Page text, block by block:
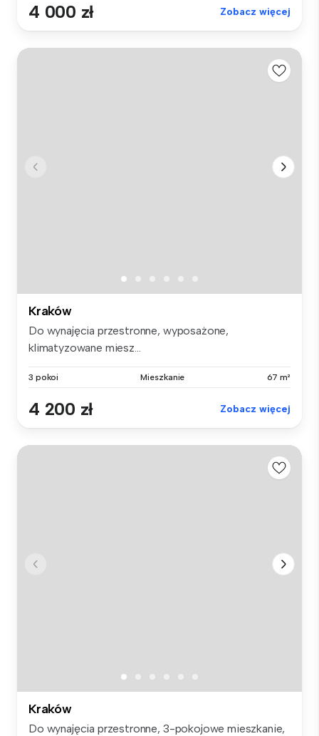
4 000 zł Zobacz więcej
Kraków
Do wynajęcia przestronne, wyposażone,
klimatyzowane miesz...
3 pokoi Mieszkanie 67 m²
4 200 zł Zobacz więcej
Kraków
Do wynajęcia przestronne, 3-pokojowe mieszkanie,